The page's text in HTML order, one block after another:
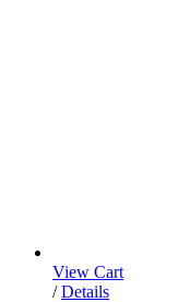
View Cart
/ Details